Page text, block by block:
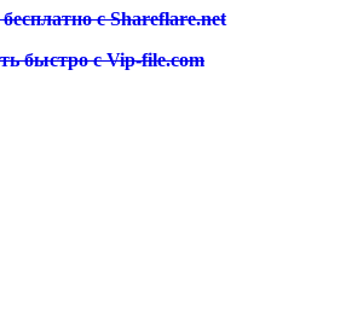
с Shareflare.net
быстро c Vip-file.com